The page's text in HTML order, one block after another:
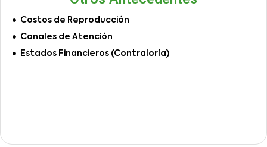
Costos de Reproducción
Canales de Atención
Estados Financieros (Contraloría)